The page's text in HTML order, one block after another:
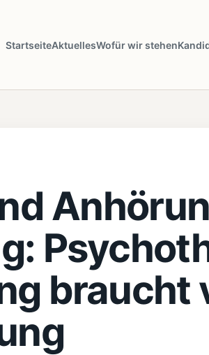
StartseiteAktuellesWofür wir stehen
braucht